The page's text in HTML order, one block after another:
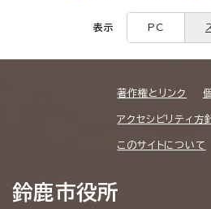
表示 PC
著作権とリンク
アクセシビリティ方
このサイトについて
鈴鹿市役所